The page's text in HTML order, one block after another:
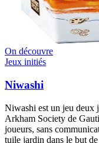
On découvre
Jeux initiés
Niwashi
Niwashi est un jeu deux
Arkham Society de
joueurs, sans
tuile jardin dans le but